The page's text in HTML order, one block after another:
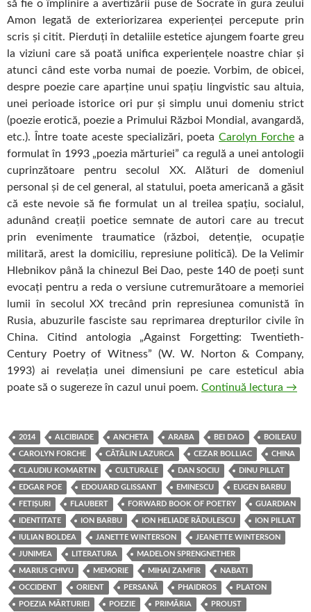
să fie o împlinire a avertizării puse de Socrate în gura zeului
Amon legată de exteriorizarea experienței percepute prin
scris și citit. Pierduți în detaliile estetice ajungem foarte greu
la viziuni care să poată unifica experiențele noastre chiar și
atunci când este vorba numai de poezie. Vorbim, de obicei,
despre poezie care aparține unui spațiu lingvistic sau altuia,
unei perioade istorice ori pur și simplu unui domeniu strict
(poezie erotică, poezie a Primului Război Mondial, avangardă,
etc.). Între toate aceste specializări, poetaCarolyn Forche a
formulat în 1993 „poezia mărturiei” ca regulă a unei antologii
cuprinzătoare pentru secolul XX. Alături de domeniul
personal și de cel general, al statului, poeta americană a găsit
că este nevoie să fie formulat un al treilea spațiu, socialul,
adunând creații poetice semnate de autori care au trecut
prin evenimente traumatice (război, detenție, ocupație
militară, arest la domiciliu, represiune politică). De la Velimir
Hlebnikov până la chinezul Bei Dao, peste 140 de poeți sunt
evocați pentru a reda o versiune cutremurătoare a memoriei
lumii în secolul XX trecând prin represiunea comunistă în
Rusia, abuzurile fasciste sau reprimarea drepturilor civile în
China. Citind antologia „Against Forgetting: Twentieth-
Century Poetry of Witness” (W. W. Norton & Company,
1993) ai revelația unei dimensiuni pe care esteticul abia
poate să o sugereze în cazul unui poem. Continuă lectura →
2014 ALCIBIADE ANCHETA ARABA BEI DAO BOILEAU
CAROLYN FORCHE CĂTĂLIN LAZURCA CEZAR BOLLIAC CHINA
CLAUDIU KOMARTIN CULTURALE DAN SOCIU DINU PILLAT
EDGAR POE EDOUARD GLISSANT EMINESCU EUGEN BARBU
FETIȘURI FLAUBERT FORWARD BOOK OF POETRY GUARDIAN
IDENTITATE ION BARBU ION HELIADE RĂDULESCU ION PILLAT
IULIAN BOLDEA JANETTE WINTERSON JEANETTE WINTERSON
JUNIMEA LITERATURA MADELON SPRENGNETHER
MARIUS CHIVU MEMORIE MIHAI ZAMFIR NABATI
OCCIDENT ORIENT PERSANĂ PHAIDROS PLATON
POEZIA MĂRTURIEI POEZIE PRIMĂRIA PROUST